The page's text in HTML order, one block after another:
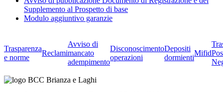
Supplemento al Prospetto di base
Modulo aggiuntivo garanzie
Trasparenza
e norme
Reclami
Avviso di
mancato
adempimento
Disconoscimento
operazioni
Depositi
dormienti
Mifid